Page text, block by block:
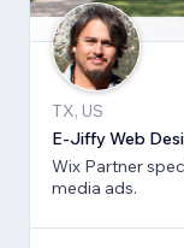
TX, US
E-Jiffy Web
Wix Partner
media ads.